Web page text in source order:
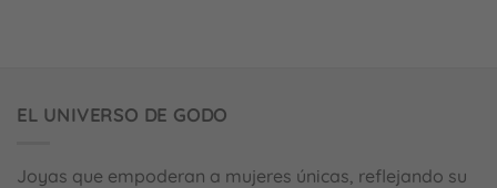
EL UNIVERSO DE GODO
Joyas que empoderan a mujeres únicas, reflejando su